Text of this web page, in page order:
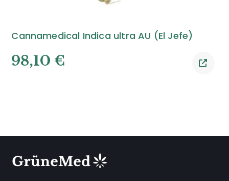
Cannamedical Indica ultra AU (El Jefe)
98,10 €